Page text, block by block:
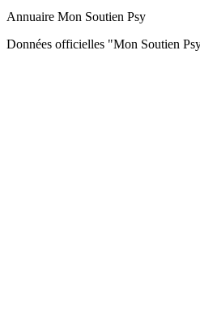
Annuaire Mon Soutien Psy
Données officielles "Mon Soutien